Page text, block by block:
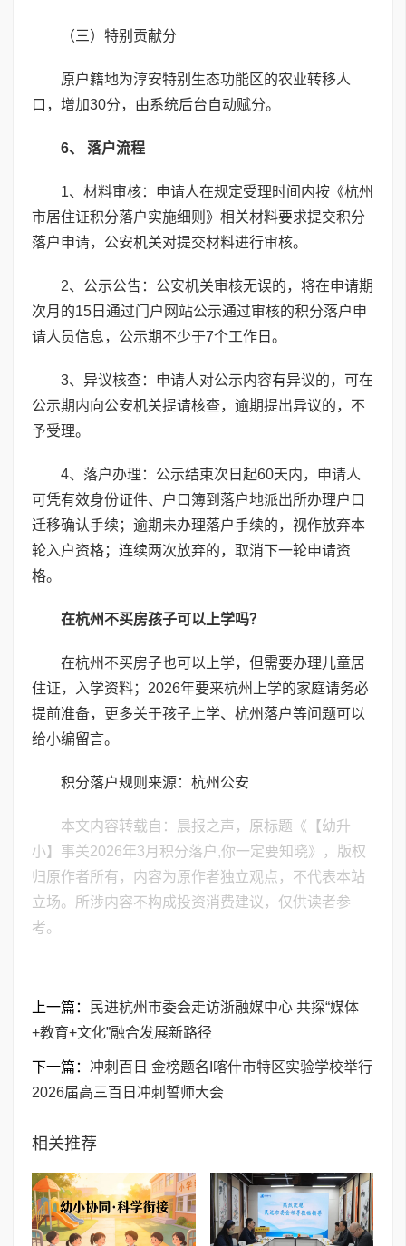
（三）特别贡献分
原户籍地为淳安特别生态功能区的农业转移人
口，增加30分，由系统后台自动赋分。
6、 落户流程
1、材料审核：申请人在规定受理时间内按《杭州
市居住证积分落户实施细则》相关材料要求提交积分
落户申请，公安机关对提交材料进行审核。
2、公示公告：公安机关审核无误的，将在申请期
次月的15日通过门户网站公示通过审核的积分落户申
请人员信息，公示期不少于7个工作日。
3、异议核查：申请人对公示内容有异议的，可在
公示期内向公安机关提请核查，逾期提出异议的，不
予受理。
4、落户办理：公示结束次日起60天内，申请人
可凭有效身份证件、户口簿到落户地派出所办理户口
迁移确认手续；逾期未办理落户手续的，视作放弃本
轮入户资格；连续两次放弃的，取消下一轮申请资
格。
在杭州不买房孩子可以上学吗？
在杭州不买房子也可以上学，但需要办理儿童居
住证，入学资料；2026年要来杭州上学的家庭请务必
提前准备，更多关于孩子上学、杭州落户等问题可以
给小编留言。
积分落户规则来源：杭州公安
本文内容转载自：晨报之声，原标题《【幼升
小】事关2026年3月积分落户,你一定要知晓》，版权
归原作者所有，内容为原作者独立观点，不代表本站
立场。所涉内容不构成投资消费建议，仅供读者参
考。
上一篇：
民进杭州市委会走访浙融媒中心 共探“媒体
+教育+文化”融合发展新路径
下一篇： ​冲刺百日 金榜题名I喀什市特区实验学校举行
2026届高三百日冲刺誓师大会
相关推荐